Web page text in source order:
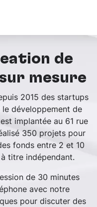
de
mesure
2015 des startups
développement de
implantée au 61 rue
350 projets pour
fonds entre 2 et 10
titre indépendant.
de 30 minutes
avec notre
pour discuter des